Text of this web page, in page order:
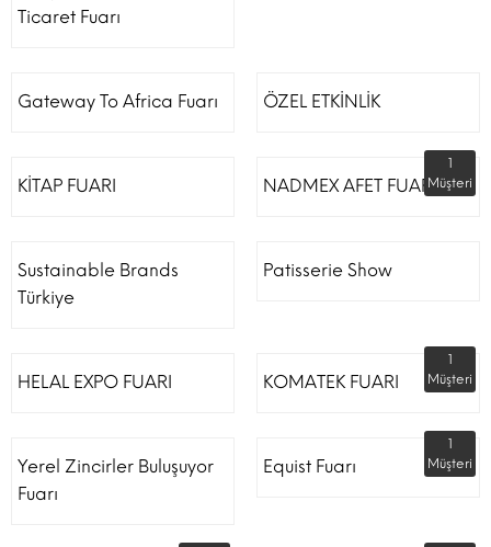
Ticaret Fuarı
Gateway To Africa Fuarı ÖZEL ETKİNLİK
KİTAP FUARI NADMEX AFET FUARI
1
Müşteri
Sustainable Brands
Türkiye
Patisserie Show
HELAL EXPO FUARI KOMATEK FUARI
1
Müşteri
Yerel Zincirler Buluşuyor
Fuarı
Equist Fuarı
1
Müşteri